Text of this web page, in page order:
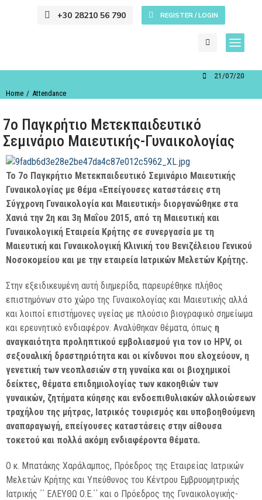
+30 28210 56 790 REGISTER / LOGIN
You are here:
Home Attendance
21/07/2015
7o Παγκρήτιο Μετεκπαιδευτικό
Σεμινάριο Μαιευτικής-Γυναικολογίας
Το 7ο Παγκρήτιο Μετεκπαιδευτικό Σεμινάριο Μαιευτικής
Γυναικολογίας με θέμα «Επείγουσες καταστάσεις στη
Σύγχρονη Γυναικολογία και Μαιευτική» διοργανώθηκε στα
Χανιά την 2η και 3η Μαΐου 2015, από τη Μαιευτική και
Γυναικολογική Εταιρεία Κρήτης σε συνεργασία με τη
Μαιευτική και Γυναικολογική Κλινική του Βενιζέλειου Γενικού
Νοσοκομείου και με την εταιρεία Ιατρικών Μελετών Κρήτης.
Στην εξειδικευμένη αυτή διημερίδα, παρευρέθηκε πλήθος
επιστημόνων στο χώρο της Γυναικολογίας και Μαιευτικής αλλά
και λοιποί επιστήμονες υγείας με πλούσιο βιογραφικό σημείωμα
και ερευνητικό ενδιαφέρον. Αναλύθηκαν θέματα, όπως η
αναγκαιότητα προληπτικού εμβολιασμού για τον ιο HPV, οι
σεξουαλική δραστηριότητα και οι κίνδυνοι που ελοχεύουν, η
γενετική των νεοπλασιών στη γυναίκα και οι βιοχημικοί
δείκτες, θέματα επιδημιολογίας των κακοηθιών των
γυναικών, ζητήματα κύησης και ενδοεπιθυλιακών αλλοιώσεων
τραχήλου της μήτρας, Ιατρικός τουρισμός και υποβοηθούμενη
αναπαραγωγή, επείγουσες καταστάσεις στην αίθουσα
τοκετού και πολλά ακόμη ενδιαφέροντα θέματα.
Ο κ. Μπατάκης Χαράλαμπος, Πρόεδρος της Εταιρείας Ιατρικών
Μελετών Κρήτης και Υπεύθυνος του Κέντρου Εμβρυομητρικής
Ιατρικής ΄΄ ΕΛΕΥΘΩ Ο.Ε.΄΄ και ο Πρόεδρος της Γυναικολογικής-